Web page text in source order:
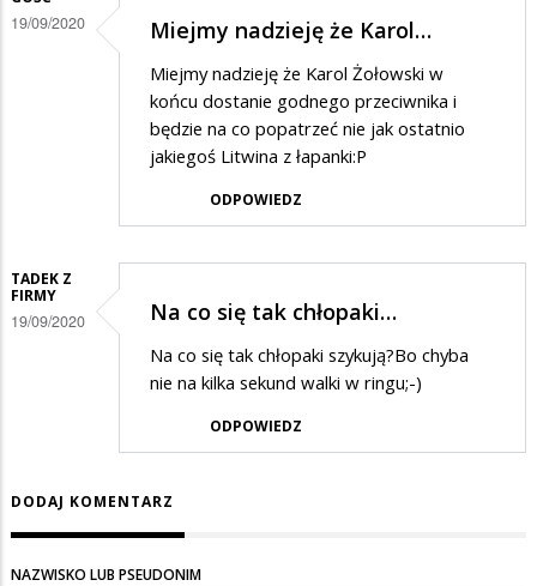
19/09/2020 Miejmy nadzieję że Karol…
Miejmy nadzieję że Karol Żołowski w
końcu dostanie godnego przeciwnika i
będzie na co popatrzeć nie jak ostatnio
jakiegoś Litwina z łapanki:P
ODPOWIEDZ
TADEK Z
FIRMY
19/09/2020 Na co się tak chłopaki…
Na co się tak chłopaki szykują?Bo chyba
nie na kilka sekund walki w ringu;-)
ODPOWIEDZ
DODAJ KOMENTARZ
NAZWISKO LUB PSEUDONIM